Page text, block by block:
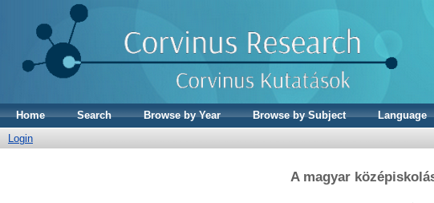
Home Search Browse by Year Browse by Subject
Language
Login
A magyar